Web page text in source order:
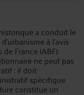
a conduit le
à l'avis
France (ABF).
ne peut pas
: il doit
spécifique
constitue un